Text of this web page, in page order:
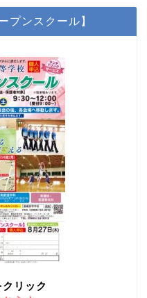
プンスクール】
リック